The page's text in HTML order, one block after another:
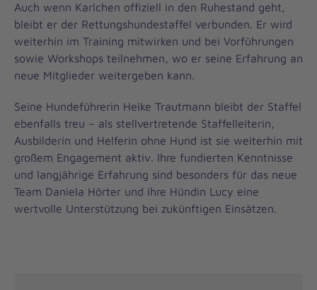
Auch wenn Karlchen offiziell in den Ruhestand geht,
bleibt er der Rettungshundestaffel verbunden. Er wird
weiterhin im Training mitwirken und bei Vorführungen
sowie Workshops teilnehmen, wo er seine Erfahrung an
neue Mitglieder weitergeben kann.
Seine Hundeführerin Heike Trautmann bleibt der Staffel
ebenfalls treu – als stellvertretende Staffelleiterin,
Ausbilderin und Helferin ohne Hund ist sie weiterhin mit
großem Engagement aktiv. Ihre fundierten Kenntnisse
und langjährige Erfahrung sind besonders für das neue
Team Daniela Hörter und ihre Hündin Lucy eine
wertvolle Unterstützung bei zukünftigen Einsätzen.